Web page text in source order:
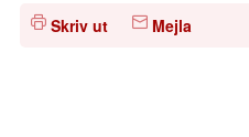
Skriv ut Mejla